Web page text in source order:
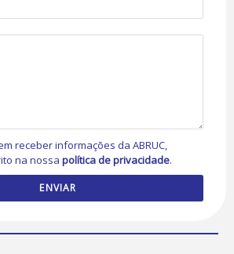
receber informações da ABRUC,
na nossapolítica de privacidade.